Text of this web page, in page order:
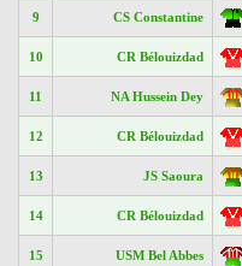
9 CS Constantine
10 CR Bélouizdad
11 NA Hussein Dey
12 CR Bélouizdad
13 JS Saoura
14 CR Bélouizdad
15 USM Bel Abbes